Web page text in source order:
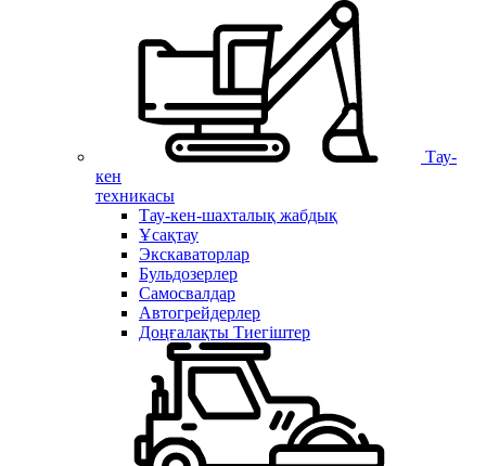
Тау-
кен
техникасы
Тау-кен-шахталық жабдық
Ұсақтау
Экскаваторлар
Бульдозерлер
Самосвалдар
Автогрейдерлер
Доңғалақты Тиегіштер